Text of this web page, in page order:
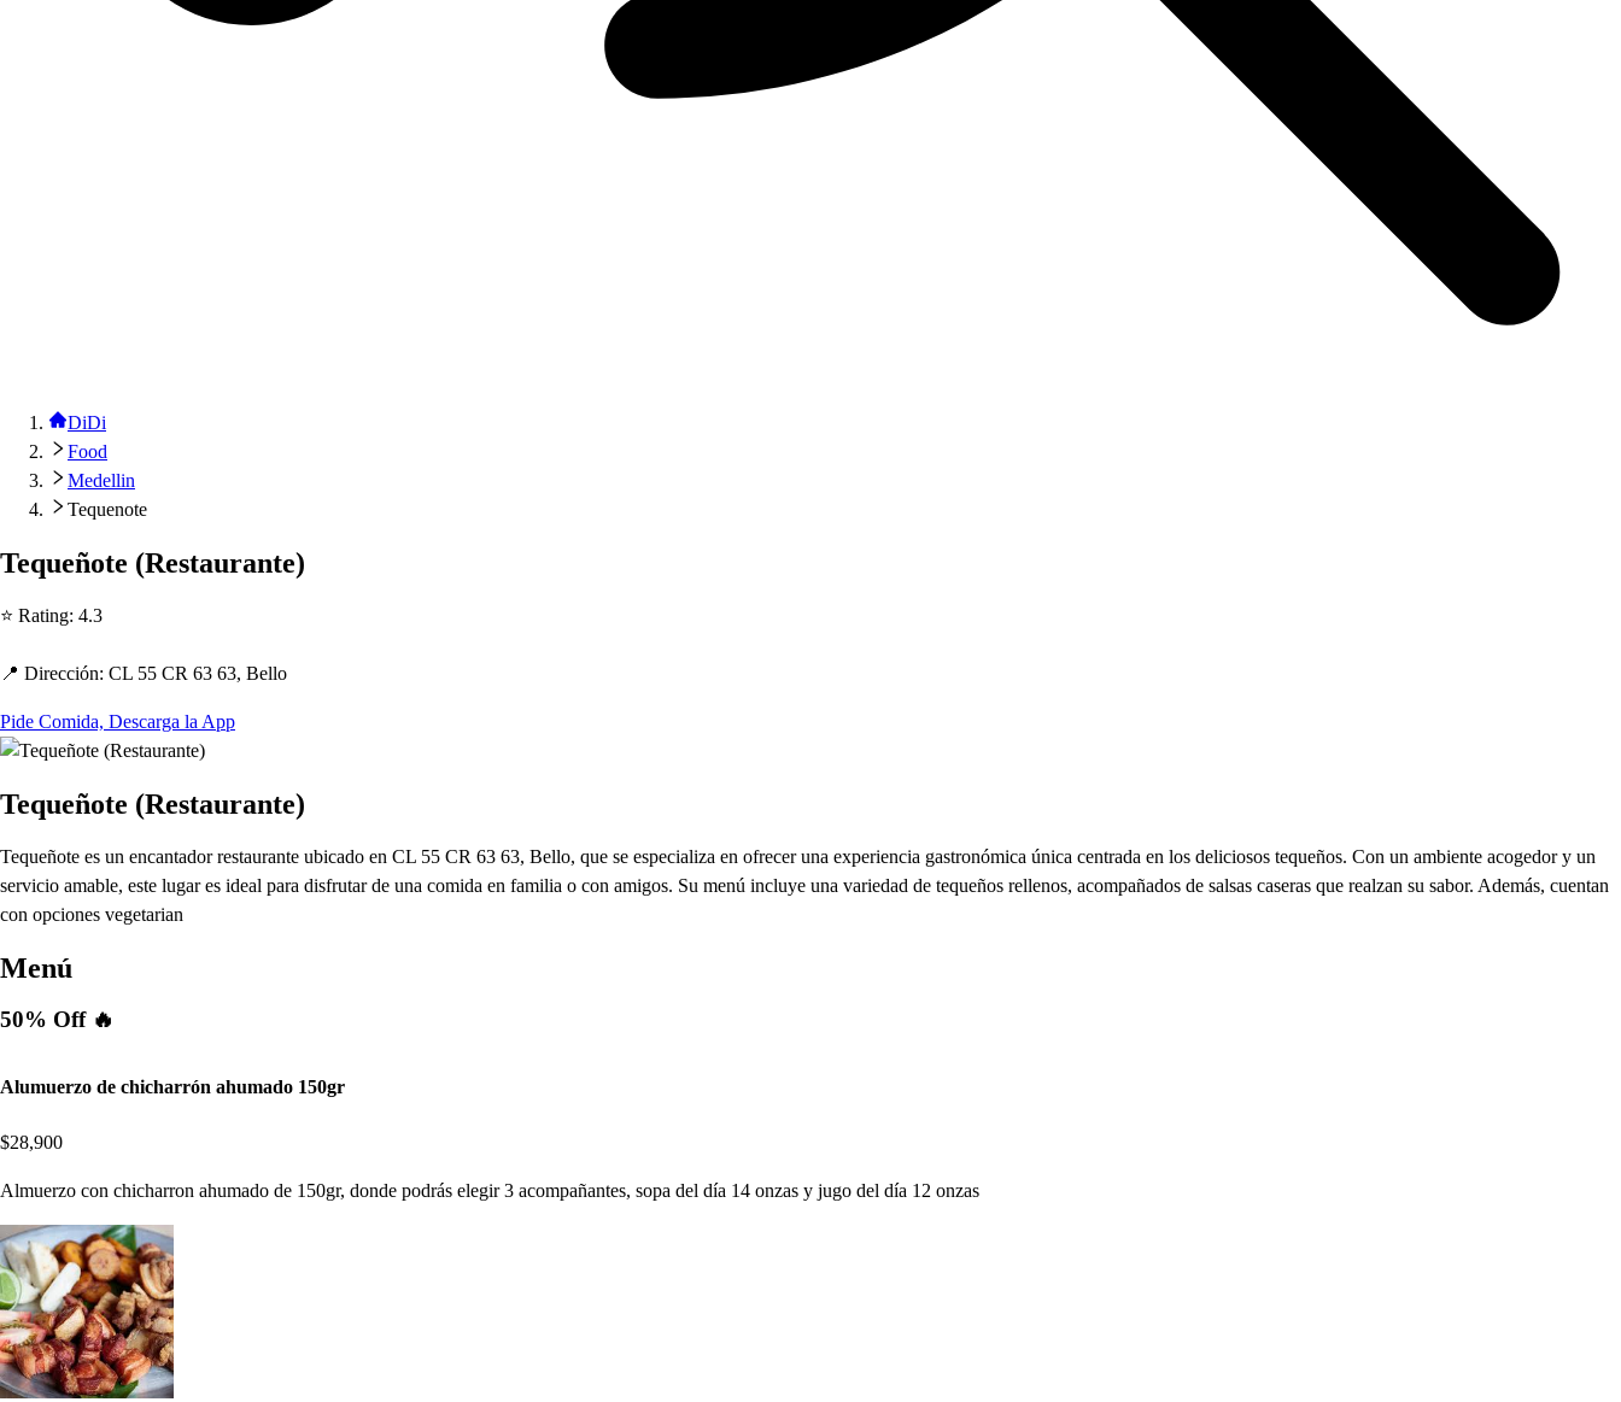
DiDi
Food
Medellin
Tequenote
Tequeñote (Restaurante)
⭐ Rating: 4.3
📍 Dirección: CL 55 CR 63 63, Bello
Pide Comida, Descarga la App
Tequeñote (Restaurante)
Tequeñote es un encantador restaurante ubicado en CL 55 CR 63 63, Bello, que se especializa en ofrecer una experiencia gastronómica única centrada en los deliciosos tequeños. Con un ambiente acogedor y un
servicio amable, este lugar es ideal para disfrutar de una comida en familia o con amigos. Su menú incluye una variedad de tequeños rellenos, acompañados de salsas caseras que realzan su sabor. Además, cuentan
con opciones vegetarian
Menú
50% Off 🔥
Alumuerzo de chicharrón ahumado 150gr
$28,900
Almuerzo con chicharron ahumado de 150gr, donde podrás elegir 3 acompañantes, sopa del día 14 onzas y jugo del día 12 onzas